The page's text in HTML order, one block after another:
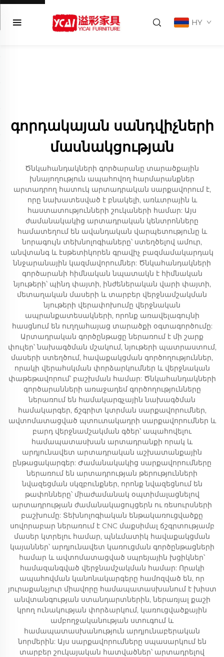
HY
գորդակայան սանդվիչների
մասնակցության
Ծնկահանդակների գործարանը տարածքային
խնայողություն ապահովող հարմարանքներ
արտադրող հատուկ արտադրական սարքավորում է,
որը նախատեսված է բնակելի, առևտրային և
հաստատությունների շուկաների համար: Այս
ժամանակակից արտադրական կենտրոնները
համատեղում են ավանդական վարպետությունը և
նորագույն տեխնոլոգիաները՝ ստեղծելով ամուր,
անվտանգ և էսթետիկորեն գրավիչ բազմամակարդակ
ննջարանային կազմավորումներ: Ծնկահանդակների
գործարանի հիմնական նպատակն է հիմնական
նյութերի՝ պինդ փայտի, ինժեներական վարի փայտի,
մետաղական մասերի և տարբեր վերջնամշակման
նյութերի վերափոխումը վերջնական
ապրանքատեսակների, որոնք առավելագույնի
հասցնում են ուղղահայաց տարածքի օգտագործումը:
Արտադրական գործընթացը ներառում է մի շարք
փուլեր՝ նախագծման մշակում, նյութերի պատրաստում,
մասերի ստեղծում, հավաքակցման գործողություններ,
որակի վերահսկման փորձարկումներ և վերջնական
փաթեթավորում՝ բաշխման համար: Ծնկահանդակների
գործարանների առաջադեմ գործողությունները
ներառում են համակարգչային նախագծման
համակարգեր, ճշգրիտ կտրման սարքավորումներ,
ավտոմատացված պտուտակադրի սարքավորումներ և
բարդ վերջնամշակման գծեր՝ ապահովելու
համապատասխան արտադրանքի որակ և
արդյունավետ արտադրական աշխատանքային
ընթացակարգեր: Ժամանակակից սարքավորումները
ներառում են արտադրության թերությունների
նվազեցման սկզբունքներ, որոնք նվազեցնում են
թափոնները՝ միաժամանակ օպտիմալացնելով
արտադրության ժամանակացույցերն ու ռեսուրսների
բաշխումը: Տեխնոլոգիական ենթակառուցվածքը
սովորաբար ներառում է CNC մաքսիմալ ճշգրտությամբ
մասեր կտրելու համար, պնևմատիկ հավաքակցման
կայաններ՝ արդյունավետ կառուցման գործընթացների
համար և ավտոմատացված սպրեյային խցիկներ՝
համազանգված վերջնամշակման համար: Որակի
ապահովման կանոնակարգերը համոզված են, որ
յուրաքանչյուր միավորը համապատասխանում է խիստ
անվտանգության ստանդարտներին, ներառյալ քաշի
կրող ունակության փորձարկում, կառուցվածքային
ամբողջականության ստուգում և
համապատասխանություն արդյունաբերական
նորմերին: Այս սարքավորումները սպասարկում են
տարբեր շուկայական հատվածներ՝ արտադրելով